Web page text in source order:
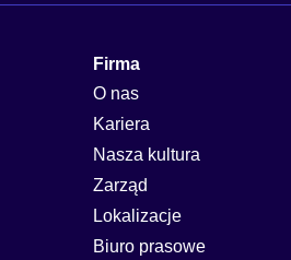
Firma
O nas
Kariera
Nasza kultura
Zarząd
Lokalizacje
Biuro prasowe